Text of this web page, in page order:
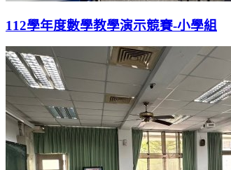
112學年度數學教學演示競賽-小學組